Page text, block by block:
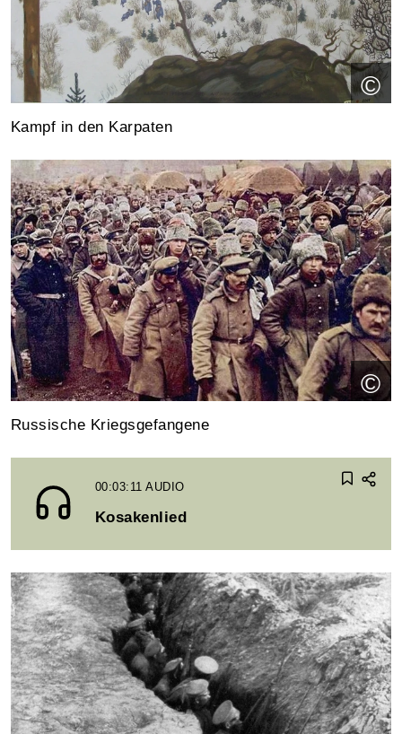
©
Kampf in den Karpaten
©
Russische Kriegsgefangene
00:03:11AUDIO
Kosakenlied